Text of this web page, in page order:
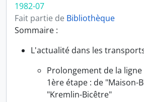
1982-07
Fait partie de Bibliothèque
Sommaire :
L'actualité dans les
Prolongement de la ligne
1ère étape : de "Maison-
"Kremlin-Bicêtre"